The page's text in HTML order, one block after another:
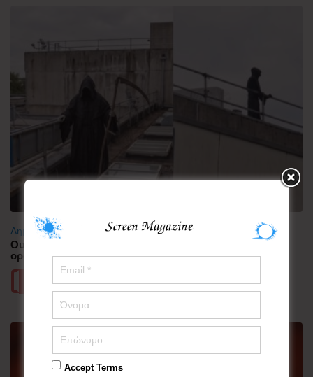
Δημοφιλή
Ουαλία: Άνδρας ντυμένος «Χάρος» σκαρφάλωσε στην
οροφή νοσοκομείου και προκάλεσε πανικό
Περισσότερα
Accept Terms